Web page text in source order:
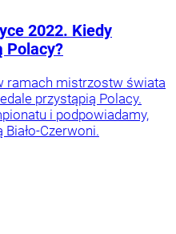
2022. Kiedy
Polacy?
ramach mistrzostw świata
przystąpią Polacy.
i podpowiadamy,
Czerwoni.